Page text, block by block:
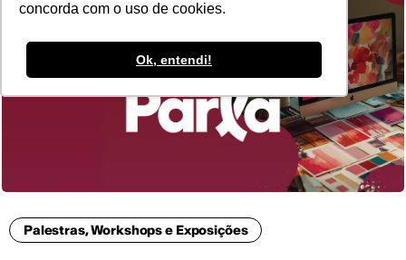
concorda com o uso de cookies.
Ok, entendi!
Palestras, Workshops e Exposições